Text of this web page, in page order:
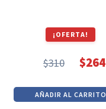
¡OFERTA!
$310
precio
original
$264
precio
actual
AÑADIR AL CARRITO